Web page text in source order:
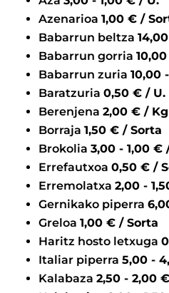
Azenarioa
1,00 € /
Babarrun beltza
Babarrun gorria
Babarrun zuria
Baratzuria
0,50 € / U.
Berenjena
2,00 € / Kg
Borraja
1,50 € / Sorta
Brokolia
3,00 -
Errefautxoa
0,50 €
Erremolatxa
Gernikako piperra
Greloa
1,00 € / Sorta
Haritz hosto letxuga
Italiar piperra
Kalabaza